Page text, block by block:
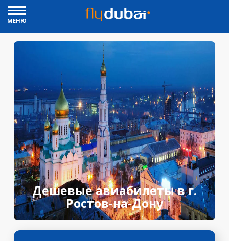
МЕНЮ
Дешевые авиабилеты в г.
Ростов-на-Дону